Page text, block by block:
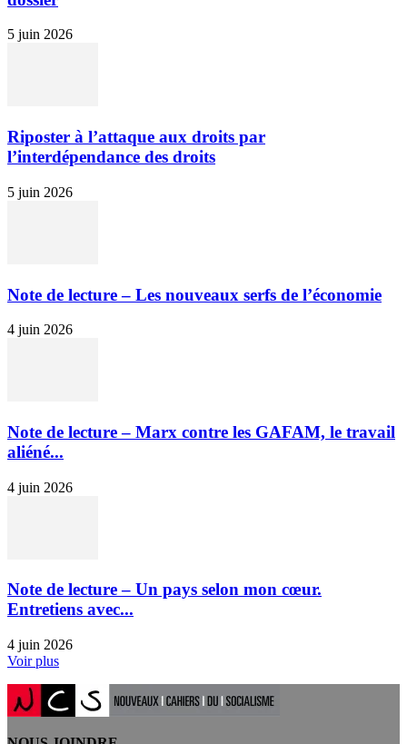
5 juin 2026
Riposter à l’attaque aux droits par
l’interdépendance des droits
5 juin 2026
Note de lecture – Les nouveaux serfs de l’économie
4 juin 2026
Note de lecture – Marx contre les GAFAM, le travail
aliéné...
4 juin 2026
Note de lecture – Un pays selon mon cœur.
Entretiens avec...
4 juin 2026
Voir plus